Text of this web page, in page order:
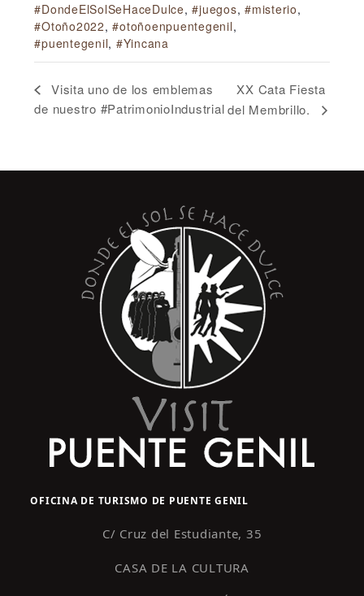
#DondeElSolSeHaceDulce,#juegos,#misterio,
#Otoño2022,#otoñoenpuentegenil,
#puentegenil, #Yincana
Visita uno de los emblemas
de nuestro #PatrimonioIndustrial
XX Cata Fiesta
del Membrillo.
OFICINA DE TURISMO DE PUENTE GENIL
C/ Cruz del Estudiante, 35
CASA DE LA CULTURA